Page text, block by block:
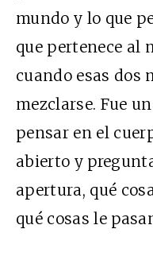
mundo y lo que
que pertenece al
cuando esas dos
mezclarse. Fue
pensar en el
abierto y
apertura, qué
qué cosas le